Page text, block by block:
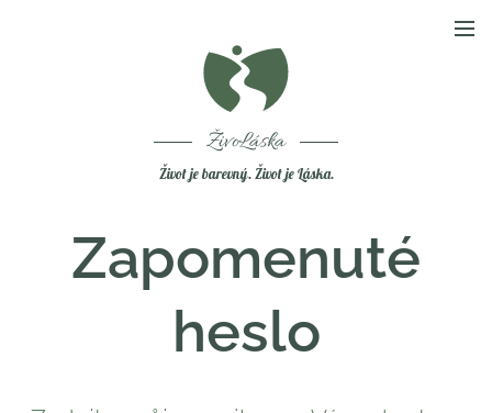
ŽivoLáska
Život je barevný. Život je Láska.
Zapomenuté
heslo